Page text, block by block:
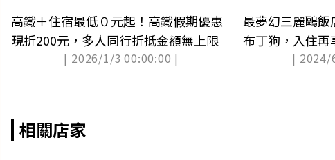
高鐵＋住宿最低０元起！高鐵假期優惠
現折200元，多人同行折抵金額無上限
| 2026/1/3 00:00:00 |
最夢幻三麗鷗
布丁狗，入住再
| 2024/
相關店家